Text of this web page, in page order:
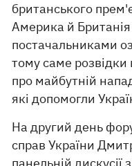
британського
Америка й
постачальниками
тому саме розвідки
про майбутній
які допомогли
На другий день
справ України